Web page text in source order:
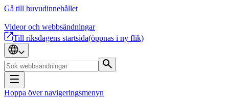
Gå till huvudinnehållet
Videor och webbsändningar
Till riksdagens startsida(öppnas i ny flik)
Hoppa över navigeringsmenyn